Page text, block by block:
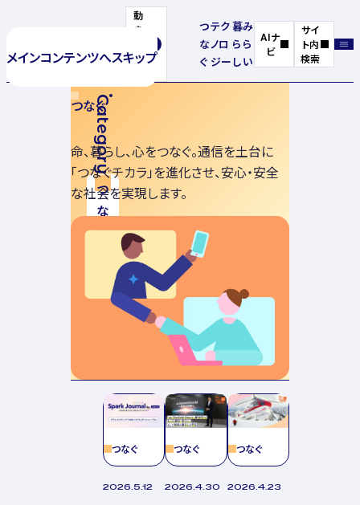
メインコンテンツへスキップ
動
き
停
つ
な
ぐ
テク
ノロ
ジー
暮
ら
し
み
ら
い
AIナ
ビ
サイ
ト内
検索
Category
つなぐ
つなぐ
命、暮らし、心をつなぐ。通信を土台に
「つなぐチカラ」を進化させ、安心・安全
な社会を実現します。
つなぐ
2026.5.12
つなぐ
2026.4.30
つなぐ
2026.4.23